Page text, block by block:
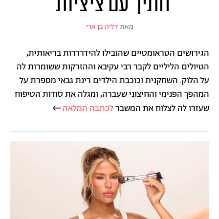
מאתדליה בן ארי
הגירושים הטראומטיים שהובילו להידרדרות בריאותית,
הטיולים הליליים לקבר רבי עקיבא וההזרקות ששומרות לה
על הלוק. השחקנית וכוכבת הילדים רינת גבאי מספרת על
המהפך הפנימי והחיצוני שעברה, ומגלה את סודות הטיפוח
שעזרו לה לצלוח את המשברלכתבה המלאה